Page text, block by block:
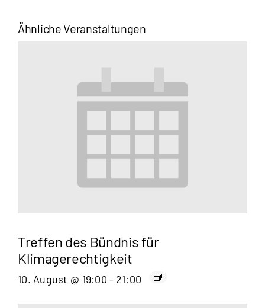
Ähnliche Veranstaltungen
Treffen des Bündnis für
Klimagerechtigkeit
10. August @ 19:00 - 21:00